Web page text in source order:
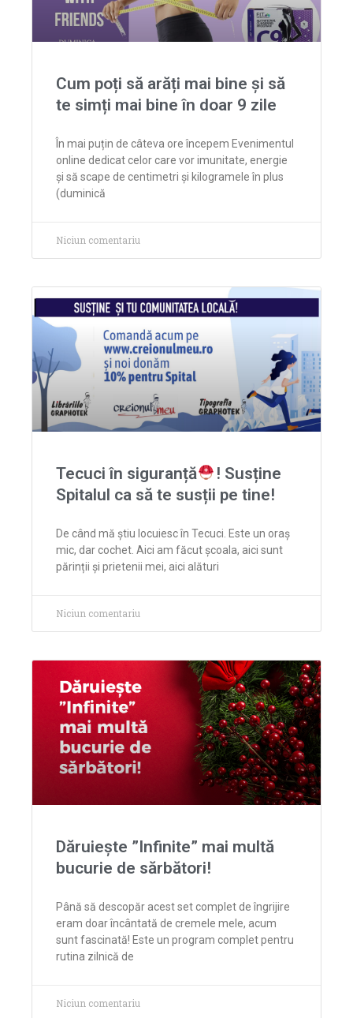
Cum poți să arăți mai bine și să
te simți mai bine în doar 9 zile
În mai puțin de câteva ore începem Evenimentul
online dedicat celor care vor imunitate, energie
și să scape de centimetri și kilogramele în plus
(duminică
Niciun comentariu
Tecuci în siguranță
! Susține
Spitalul ca să te susții pe tine!
De când mă știu locuiesc în Tecuci. Este un oraș
mic, dar cochet. Aici am făcut școala, aici sunt
părinții și prietenii mei, aici alături
Niciun comentariu
Dăruiește ”Infinite” mai multă
bucurie de sărbători!
Până să descopăr acest set complet de îngrijire
eram doar încântată de cremele mele, acum
sunt fascinată! Este un program complet pentru
rutina zilnică de
Niciun comentariu